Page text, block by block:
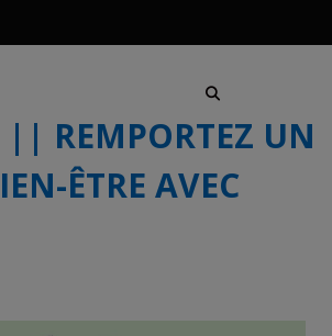
REMPORTEZ UN
ÊTRE AVEC